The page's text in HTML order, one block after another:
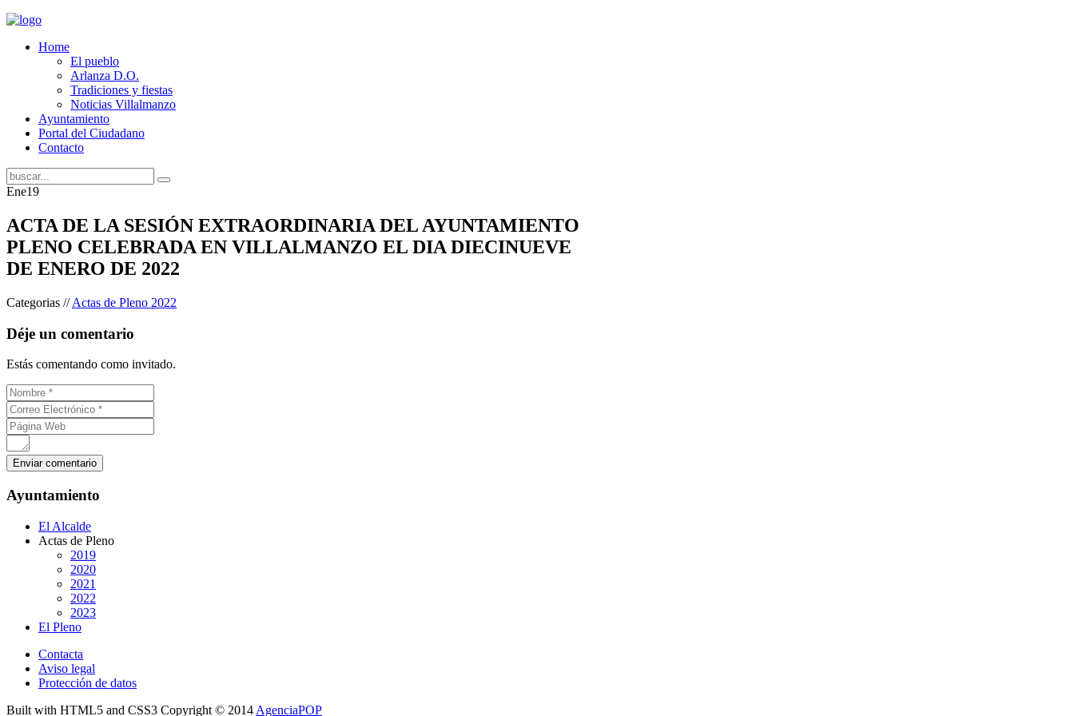
Home
El pueblo
Arlanza D.O.
Tradiciones y fiestas
Noticias Villalmanzo
Ayuntamiento
Portal del Ciudadano
Contacto
Ene19
ACTA DE LA SESIÓN EXTRAORDINARIA DEL AYUNTAMIENTO
PLENO CELEBRADA EN VILLALMANZO EL DIA DIECINUEVE
DE ENERO DE 2022
Categorias //Actas de Pleno 2022
Déje un comentario
Estás comentando como invitado.
Ayuntamiento
El Alcalde
Actas de Pleno
2019
2020
2021
2022
2023
El Pleno
Contacta
Aviso legal
Protección de datos
Built with HTML5 and CSS3 Copyright © 2014 AgenciaPOP